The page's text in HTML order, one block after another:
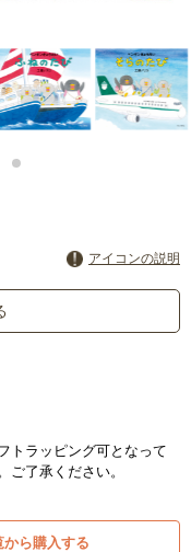
アイコンの説明
トラッピング可となって
ご了承ください。
ら購入する